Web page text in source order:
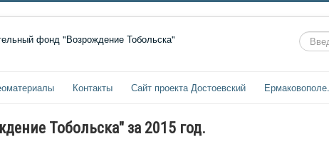
Контакты Сайт проекта Достоевский
Тобольска" за 2015 год.